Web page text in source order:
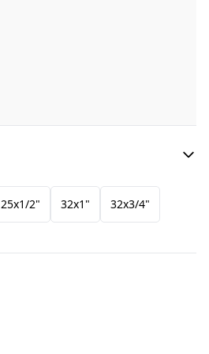
25x1/2" 32x1" 32x3/4"